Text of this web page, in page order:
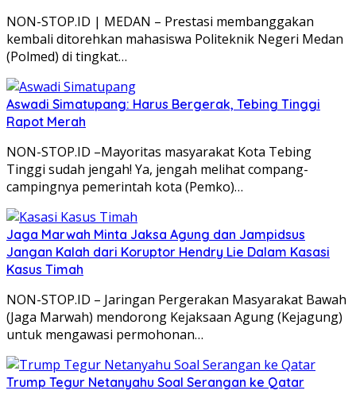
NON-STOP.ID | MEDAN – Prestasi membanggakan
kembali ditorehkan mahasiswa Politeknik Negeri Medan
(Polmed) di tingkat…
Aswadi Simatupang: Harus Bergerak, Tebing Tinggi
Rapot Merah
NON-STOP.ID –Mayoritas masyarakat Kota Tebing
Tinggi sudah jengah! Ya, jengah melihat compang-
campingnya pemerintah kota (Pemko)…
Jaga Marwah Minta Jaksa Agung dan Jampidsus
Jangan Kalah dari Koruptor Hendry Lie Dalam Kasasi
Kasus Timah
NON-STOP.ID – Jaringan Pergerakan Masyarakat Bawah
(Jaga Marwah) mendorong Kejaksaan Agung (Kejagung)
untuk mengawasi permohonan…
Trump Tegur Netanyahu Soal Serangan ke Qatar